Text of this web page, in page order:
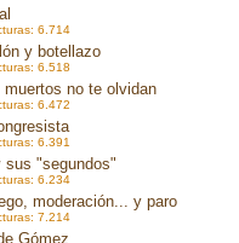
6.714
y botellazo
6.518
no te olvidan
6.472
6.391
sus "segundos"
6.234
moderación... y paro
7.214
Gómez